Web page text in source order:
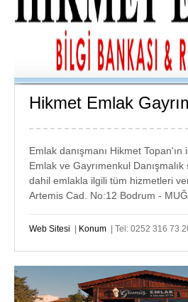
GÜMÜŞLÜK
Hikmet Emlak
Emlak danışmanı Hikmet Topan'ın
Emlak ve Gayrımenkul Danışmalık
dahil emlakla ilgili tüm hizmetleri
Artemis Cad. No:12 Bodrum -
Web Sitesi Konum | Tel: 0252 316 73